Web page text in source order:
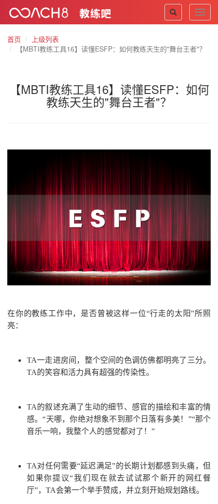
首页
上级列表
【MBTI教练工具16】读懂ESFP：如何教练天生的"舞台王者"？
【MBTI教练工具16】读懂ESFP：如何
教练天生的"舞台王者"？
在你的教练工作中，是否曾被这样一位“行走的太阳”所照
亮：
TA一走进房间，整个空间的色调仿佛都明亮了三分。
TA的笑容和活力具有超强的传染性。
TA的叙述充满了生动的细节、感官的描绘和丰富的情
感。“天哪，你绝对想象不到那个日落有多美！”“那个
音乐一响，我整个人的感觉都对了！”
TA对任何需要“延迟满足”的长期计划都感到头痛，但
如果你提议“我们现在就去试试那个新开的网红餐
厅”，TA会第一个举手赞成，并立刻开始规划路线。